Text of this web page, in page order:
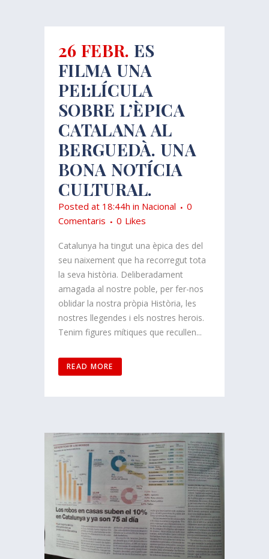
26 FEBR. ES
FILMA UNA
PEL·LÍCULA
SOBRE L’ÈPICA
CATALANA AL
BERGUEDÀ. UNA
BONA NOTÍCIA
CULTURAL.
Posted at 18:44h in Nacional
0
Comentaris
0 Likes
Catalunya ha tingut una èpica des del
seu naixement que ha recorregut tota
la seva història. Deliberadament
amagada al nostre poble, per fer-nos
oblidar la nostra pròpia Història, les
nostres llegendes i els nostres herois.
Tenim figures mítiques que recullen...
READ MORE